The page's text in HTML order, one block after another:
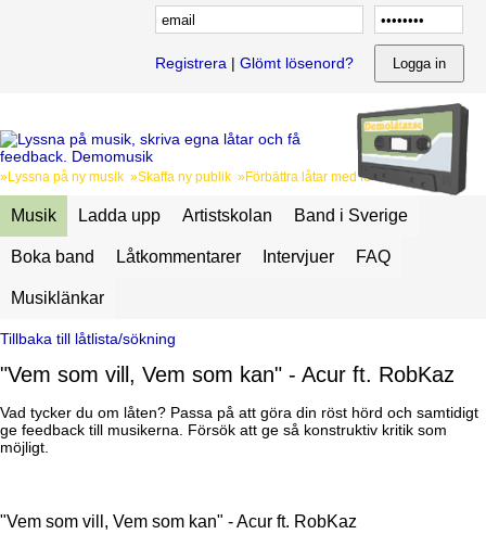
Registrera | Glömt lösenord?
»Lyssna på ny musik »Skaffa ny publik »Förbättra låtar med feedback
Musik Ladda upp Artistskolan Band i Sverige
Boka band Låtkommentarer Intervjuer FAQ
Musiklänkar
Tillbaka till låtlista/sökning
"Vem som vill, Vem som kan" - Acur ft. RobKaz
Vad tycker du om låten? Passa på att göra din röst hörd och samtidigt
ge feedback till musikerna. Försök att ge så konstruktiv kritik som
möjligt.
"Vem som vill, Vem som kan" - Acur ft. RobKaz